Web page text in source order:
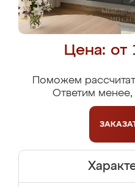
Цена: от
Поможем
Ответим менее,